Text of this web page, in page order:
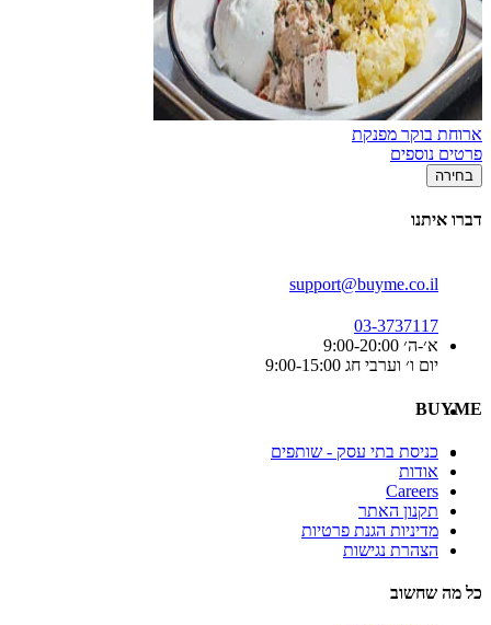
ארוחת בוקר מפנקת
פרטים נוספים
בחירה
דברו איתנו
support@buyme.co.il
03-3737117
א׳-ה׳ 9:00-20:00
יום ו׳ וערבי חג 9:00-15:00
BUYME
כניסת בתי עסק - שותפים
אודות
Careers
תקנון האתר
מדיניות הגנת פרטיות
הצהרת נגישות
כל מה שחשוב